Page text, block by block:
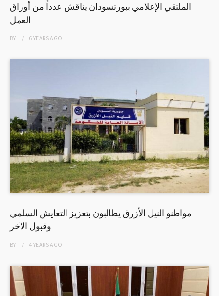
الملتقي الإعلامي ببورتسودان يناقش عدداً من أوراق
العمل
BY 6 YEARSAGO
مواطنو النيل الأزرق يطالبون بتعزيز التعايش السلمي
وقبول الآخر
BY 4 YEARSAGO